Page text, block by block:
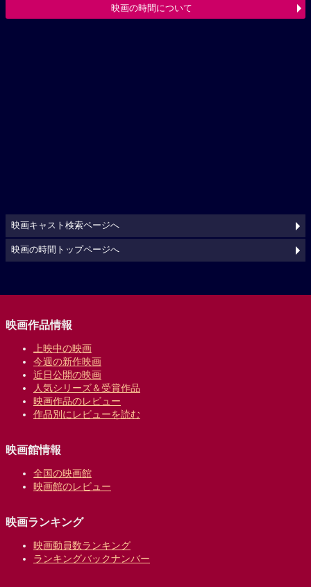
映画の時間について
映画キャスト検索ページへ
映画の時間トップページへ
映画作品情報
上映中の映画
今週の新作映画
近日公開の映画
人気シリーズ＆受賞作品
映画作品のレビュー
作品別にレビューを読む
映画館情報
全国の映画館
映画館のレビュー
映画ランキング
映画動員数ランキング
ランキングバックナンバー